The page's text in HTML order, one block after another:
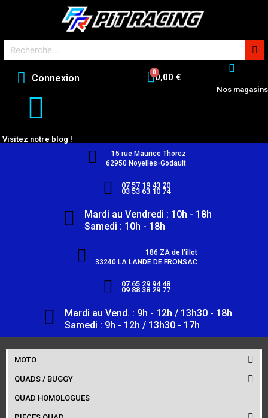
Connexion 0,00 €
Nos magasins
Visitez notre blog !
15 rue Maurice Thorez
62950 Noyelles-Godault
07 57 19 43 20
03 53 63 10 74
Mardi au Vendredi : 10h - 18h
Samedi : 10h - 18h
186 ZA de l'illot
33240 LA LANDE DE FRONSAC
07 65 29 94 48
09 88 38 29 77
Mardi au Vend. : 9h - 12h / 13h30 - 18h
Samedi : 9h - 12h / 13h30 - 17h
MOTO
QUADS / BUGGY
QUAD HOMOLOGUES